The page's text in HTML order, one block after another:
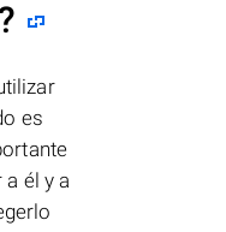
es
él y a